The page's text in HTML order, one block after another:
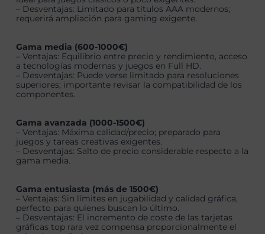
– Desventajas: Limitado para títulos AAA modernos;
requerirá ampliación para gaming exigente.
Gama media (600-1000€)
– Ventajas: Equilibrio entre precio y rendimiento, acceso
a tecnologías modernas y juegos en Full HD.
– Desventajas: Puede verse limitado para resoluciones
superiores; importante revisar la compatibilidad de los
componentes.
Gama avanzada (1000-1500€)
– Ventajas: Máxima calidad/precio; preparado para
juegos y tareas creativas exigentes.
– Desventajas: Salto de precio considerable respecto a la
gama media.
Gama entusiasta (más de 1500€)
– Ventajas: Sin límites en jugabilidad y calidad gráfica,
perfecto para quienes buscan lo último.
– Desventajas: El incremento de coste de las tarjetas
gráficas top rara vez compensa proporcionalmente el